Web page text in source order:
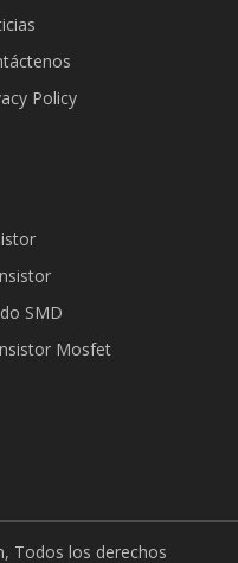
Policy
SMD
Mosfet
Todos los derechos